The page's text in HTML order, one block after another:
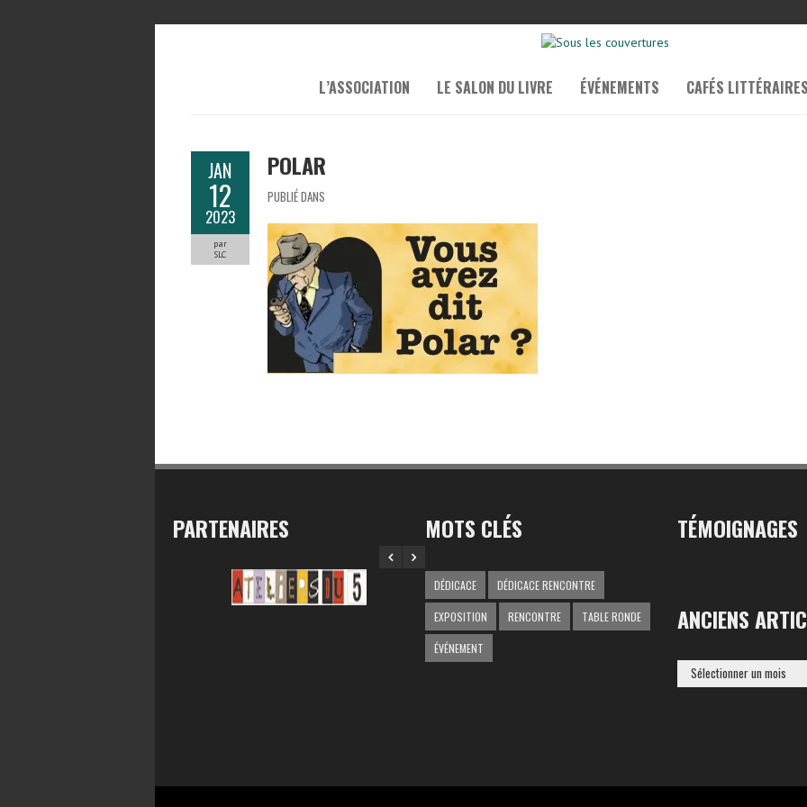
L’ASSOCIATION LE SALON DU LIVRE ÉVÉNEMENTS CAFÉS
JAN
12
2023
par
SLC
POLAR
PUBLIÉ DANS
PARTENAIRES MOTS CLÉS
DÉDICACE DÉDICACE RENCONTRE
EXPOSITION RENCONTRE TABLE RONDE
ÉVÉNEMENT
TÉMOIGNAGES
ANCIENS
ANCIENS